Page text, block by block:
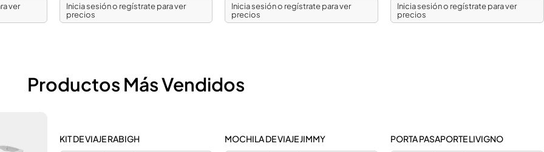
ver
Inicia sesión o regístrate para ver
precios
Inicia sesión o regístrate para ver
precios
Inicia sesión o regístrate para ver
precios
Productos Más Vendidos
KIT DE VIAJE RABIGH MOCHILA DE VIAJE JIMMY PORTA PASAPORTE LIVIGNO